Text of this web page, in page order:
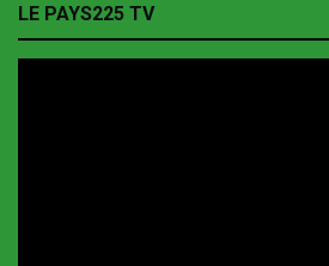
LE PAYS225 TV